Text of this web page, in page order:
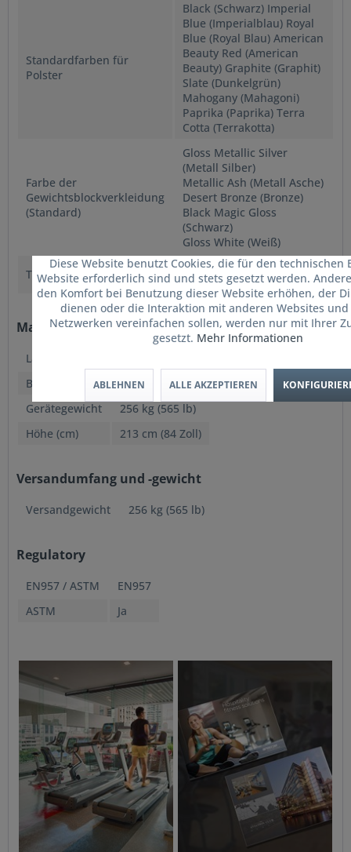
Standardfarben für
Polster
Black (Schwarz) Imperial
Blue (Imperialblau) Royal
Blue (Royal Blau) American
Beauty Red (American
Beauty) Graphite (Graphit)
Slate (Dunkelgrün)
Mahogany (Mahagoni)
Paprika (Paprika) Terra
Cotta (Terrakotta)
Farbe der
Gewichtsblockverkleidung
(Standard)
Gloss Metallic Silver
(Metall Silber)
Metallic Ash (Metall Asche)
Desert Bronze (Bronze)
Black Magic Gloss
(Schwarz)
Gloss White (Weiß)
Trainingsfläche (L x B)
140 cm L x 127 cm B (56” L
x 50” B)
Maße und Gewicht des Gerätes
Länge
Breite
127 cm (50 Zoll)
Gerätegewicht
256 kg (565 lb)
Höhe (cm)
213 cm (84 Zoll)
Versandumfang und -gewicht
Versandgewicht 256 kg (565 lb)
Regulatory
EN957 / ASTM
EN957
ASTM
Ja
Diese Website benutzt Cookies, die für den technischen
Website erforderlich sind und stets gesetzt werden.
den Komfort bei Benutzung dieser Website erhöhen, der
dienen oder die Interaktion mit anderen Websites und
Netzwerken vereinfachen sollen, werden nur mit Ihrer
gesetzt. Mehr Informationen
ABLEHNEN ALLE AKZEPTIEREN